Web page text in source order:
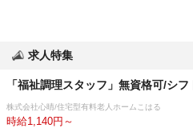
求人特集
「福祉調理スタッフ」無資格可/シ
株式会社心晴/住宅型有料老人ホームこはる
時給1,140円～